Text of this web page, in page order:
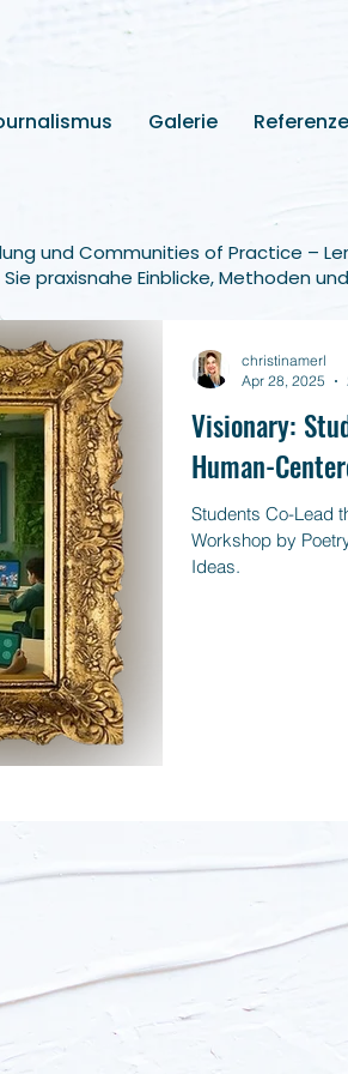
Galerie
und Communities of Practice –
praxisnahe Einblicke, Methoden
Visionary:
Human-
Students Co-Lead
Workshop by
Ideas.
christinamerl
Apr 28, 2025